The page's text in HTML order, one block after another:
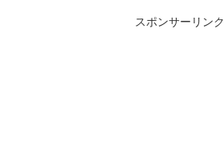
スポンサーリンク